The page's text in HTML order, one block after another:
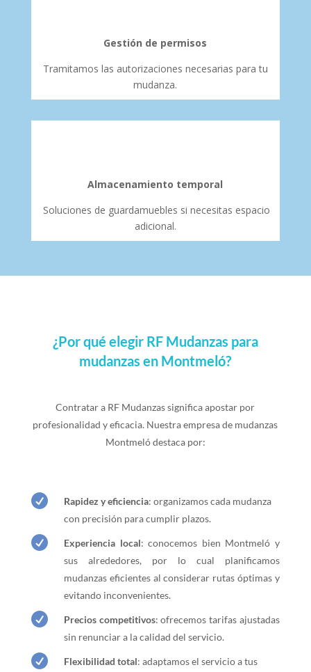
Gestión de permisos
Tramitamos las autorizaciones necesarias para tu
mudanza.
Almacenamiento temporal
Soluciones de guardamuebles si necesitas espacio
adicional.
¿Por qué elegir RF Mudanzas para
mudanzas en Montmeló?
Contratar a RF Mudanzas significa apostar por
profesionalidad y eficacia. Nuestra empresa de mudanzas
Montmeló destaca por:
 Rapidez y eficiencia: organizamos cada mudanza
con precisión para cumplir plazos.
 Experiencia local: conocemos bien Montmeló y
sus alrededores, por lo cual planificamos
mudanzas eficientes al considerar rutas óptimas y
evitando inconvenientes.
 Precios competitivos: ofrecemos tarifas ajustadas
sin renunciar a la calidad del servicio.
 Flexibilidad total: adaptamos el servicio a tus